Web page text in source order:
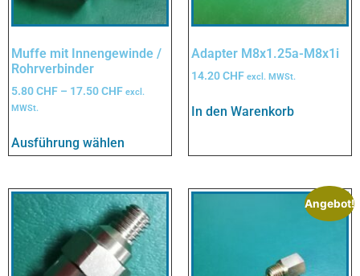
Muffe mit Innengewinde /
Rohrverbinder
5.80CHF – 17.50CHF excl.
MWSt.
Ausführung wählen
Adapter M8x1.25a-M8x1i
14.20CHF excl. MWSt.
In den Warenkorb
Angebot!